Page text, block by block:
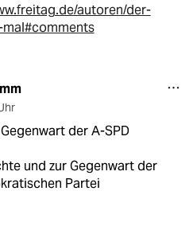
autoren/der-
der A-SPD
und zur Gegenwart der
Partei